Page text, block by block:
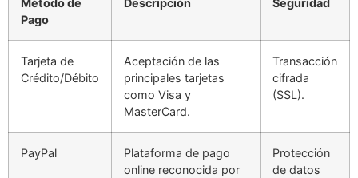
Método de
Pago
Descripción Seguridad
Tarjeta de
Crédito/Débito
Aceptación de las
principales tarjetas
como Visa y
MasterCard.
Transacción
cifrada
(SSL).
PayPal
Plataforma de pago
online reconocida por
Protección
de datos